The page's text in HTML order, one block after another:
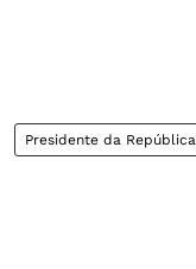
Presidente da República